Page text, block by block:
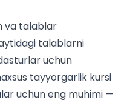
va talablar
talablarni
uchun
tayyorgarlik kursi
uchuneng muhimi —